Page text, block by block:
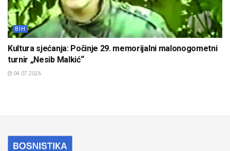
BIH
Kultura sjećanja: Počinje 29. memorijalni malonogometni
turnir „Nesib Malkić“
04.07.2026